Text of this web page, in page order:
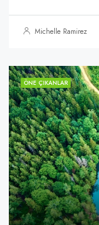
Michelle Ramirez
ÖNE ÇIKANLAR